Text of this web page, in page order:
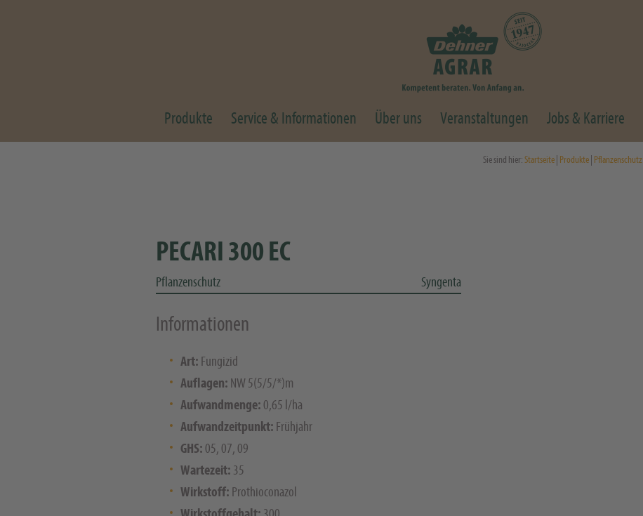
Produkte Service & Informationen Über uns Veranstaltungen Jobs & Karriere
Sie sind hier:Startseite Produkte Pflanzenschutz
PECARI 300 EC
Pflanzenschutz Syngenta
Informationen
Art: Fungizid
Auflagen: NW 5(5/5/*)m
Aufwandmenge: 0,65 l/ha
Aufwandzeitpunkt: Frühjahr
GHS: 05, 07, 09
Wartezeit: 35
Wirkstoff: Prothioconazol